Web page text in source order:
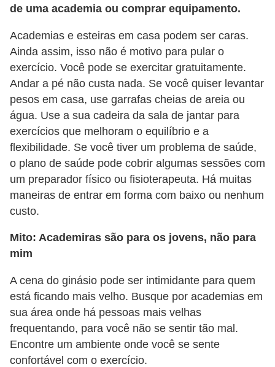
de uma academia ou comprar equipamento.
Academias e esteiras em casa podem ser caras.
Ainda assim, isso não é motivo para pular o
exercício. Você pode se exercitar gratuitamente.
Andar a pé não custa nada. Se você quiser levantar
pesos em casa, use garrafas cheias de areia ou
água. Use a sua cadeira da sala de jantar para
exercícios que melhoram o equilíbrio e a
flexibilidade. Se você tiver um problema de saúde,
o plano de saúde pode cobrir algumas sessões com
um preparador físico ou fisioterapeuta. Há muitas
maneiras de entrar em forma com baixo ou nenhum
custo.
Mito: Academiras são para os jovens, não para
mim
A cena do ginásio pode ser intimidante para quem
está ficando mais velho. Busque por academias em
sua área onde há pessoas mais velhas
frequentando, para você não se sentir tão mal.
Encontre um ambiente onde você se sente
confortável com o exercício.